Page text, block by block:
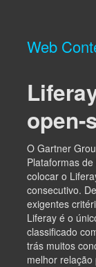
Web
open-
O Gartner
Plataformas
colocar o
consecutivo.
exigentes
Liferay é o
classificado
trás muitos
melhor